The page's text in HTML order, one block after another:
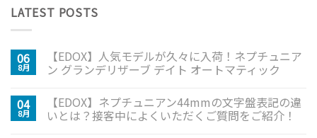
LATEST POSTS
06
8月
【EDOX】人気モデルが久々に入荷！ネプチュニア
ン グランデリザーブ デイト オートマティック
04
8月
【EDOX】ネプチュニアン44mmの文字盤表記の違
いとは？接客中によくいただくご質問をご紹介！